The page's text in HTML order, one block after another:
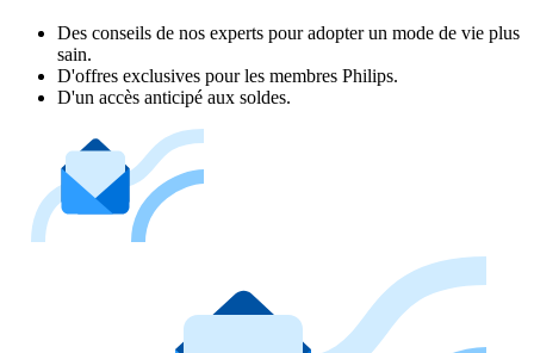
Des conseils de nos experts pour adopter un mode de vie plus
sain.
D'offres exclusives pour les membres Philips.
D'un accès anticipé aux soldes.